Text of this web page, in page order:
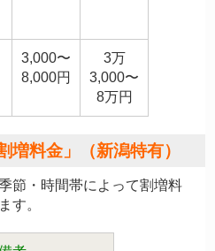
3,000〜
8,000円
3万
3,000〜
8万円
増料金」（新潟特有）
節・時間帯によって割増料
す。